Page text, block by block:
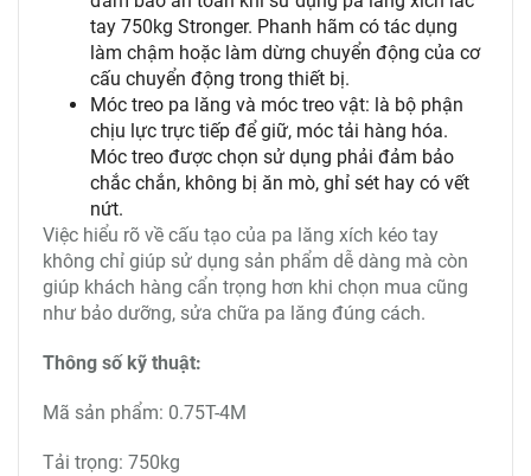
tay 750kg Stronger. Phanh hãm có tác dụng
làm chậm hoặc làm dừng chuyển động của cơ
cấu chuyển động trong thiết bị.
Móc treo pa lăng và móc treo vật: là bộ phận
chịu lực trực tiếp để giữ, móc tải hàng hóa.
Móc treo được chọn sử dụng phải đảm bảo
chắc chắn, không bị ăn mò, ghỉ sét hay có vết
nứt.
Việc hiểu rõ về cấu tạo của pa lăng xích kéo tay
không chỉ giúp sử dụng sản phẩm dễ dàng mà còn
giúp khách hàng cẩn trọng hơn khi chọn mua cũng
như bảo dưỡng, sửa chữa pa lăng đúng cách.
Thông số kỹ thuật:
Mã sản phẩm: 0.75T-4M
Tải trọng: 750kg